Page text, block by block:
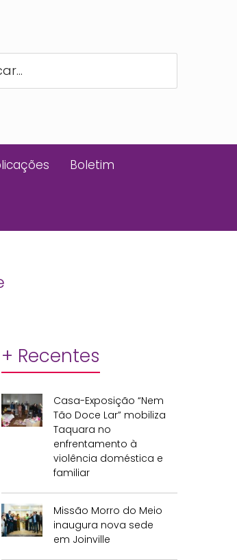
Boletim
+ Recentes
Casa-Exposição “Nem
Tão Doce Lar” mobiliza
Taquara no
enfrentamento à
violência doméstica e
familiar
Missão Morro do Meio
inaugura nova sede
em Joinville